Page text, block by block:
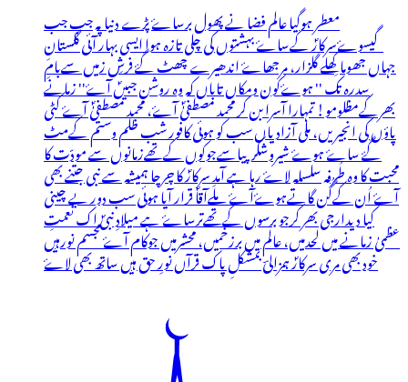
معطر ہوگیا عالم فضا نے پھول برساۓ پڑے دنیا پہ جب جب
گیسوۓسرکارؐ کےساۓ بہشتوں کی چلی تازہ ہوا ایسی بہار آئی گلستانِ
جہاں جھوما کِھلے گلزار، مرجھاۓ اندھیرے چھٹ گۓ فرشِ زمیں سےبامِ
سدرہ تک '' ہوۓکون ومکاں تاباں کہ وہ روشن جبیںؐ آۓ'' زمانے
بھرکےمظلومو! تمہارا آسرا بن کر محمد مصطفیٰؐ آۓ، محمد مصطفیٰؐ آۓ کٹی
پاؤں کی انجیریں، ملی آزادیاں سب کو ہوئی کافور شب ظلم وستم کےمٹ
گۓ ساۓ ہوۓ شیروشکرپیاسےجوکوں کےتھےزمانوں سے مودّت کا
محبت کا وہ طُرفہ سلسلہ لاۓ رہا ہے آمدِ سرکارؐ کا چرچا ہمیشہ سے نبی جتنے بھی
آۓ اُن کےگُن گاتےہوۓآۓ ملےآقاؐ قرار آیا ہوئی سب دور بے چینی
کیا دیدارجی بھر کرجو برسوں کےتھےترساۓ ہے میلادِ نبیؐ اک نعمتِ
عظمیٰ زمانے میں لحدمیں، عالم میں برزخمیں، محشرمیں جوکام آۓ مجسم نورہیں
خود بھی مری سرکارؐ ہمزالیؔ بمشکلِ پاک قرآں نورِ حق ہیں ساتھ بھی لاۓ